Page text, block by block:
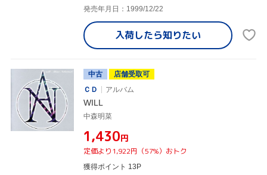
発売年月日：1999/12/22
入荷したら知りたい
中古
店舗受取可
ＣＤ
アルバム
WILL
中森明菜
¥1,430円
定価より1,922円（57%）おトク
獲得ポイント 13P